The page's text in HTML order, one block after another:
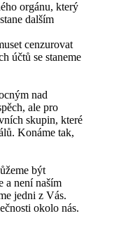
orgánu, který
dalším
cenzurovat
účtů se staneme
nad
ale pro
skupin, které
Konáme tak,
být
a není naším
jedni z Vás.
okolo nás.